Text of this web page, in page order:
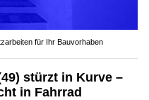
für Ihr Bauvorhaben
stürzt in Kurve –
in Fahrrad